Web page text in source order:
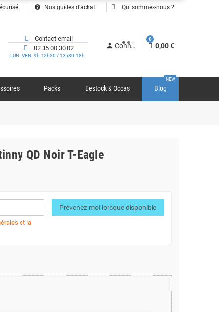
help Nos guides d'achat Qui sommes-nous ?
Contact email
02 35 00 30 02
LUN.-VEN. 9h-12h30 / 13h30-18h
person Connexion
0
0,00 €
Packs Destock & Occas Blog
NEW
QD Noir T-Eagle
et la
Prévenez-moi lorsque disponible